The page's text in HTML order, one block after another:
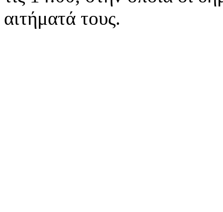
αιτήματά τους.